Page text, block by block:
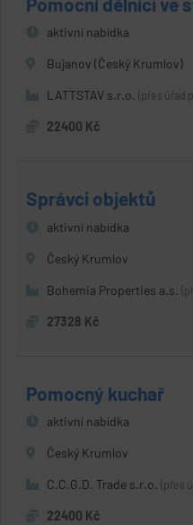
aktivní nabídka
Bujanov (Český Krumlov)
LATTSTAV s.r.o. (přes úřad
22400 Kč
Správci objektů
aktivní nabídka
Český Krumlov
Bohemia Properties a.s.
27328 Kč
Pomocný kuchař
aktivní nabídka
Český Krumlov
C.C.G.D. Trade s.r.o. (přes
22400 Kč